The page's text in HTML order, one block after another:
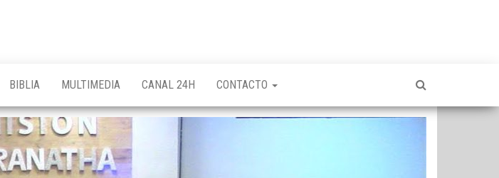
BIBLIA MULTIMEDIA CANAL 24H CONTACTO